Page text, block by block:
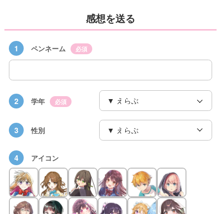
感想を送る
1 ペンネーム 必須
2 学年 必須
3 性別
4 アイコン